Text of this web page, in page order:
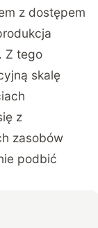
z dostępem
Z tego
skalę
z
zasobów
podbić